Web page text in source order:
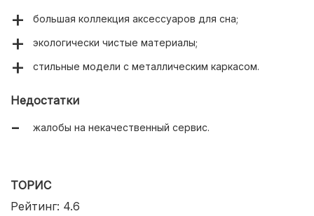
большая коллекция аксессуаров для сна;
экологически чистые материалы;
стильные модели с металлическим каркасом.
Недостатки
жалобы на некачественный сервис.
ТОРИС
Рейтинг: 4.6